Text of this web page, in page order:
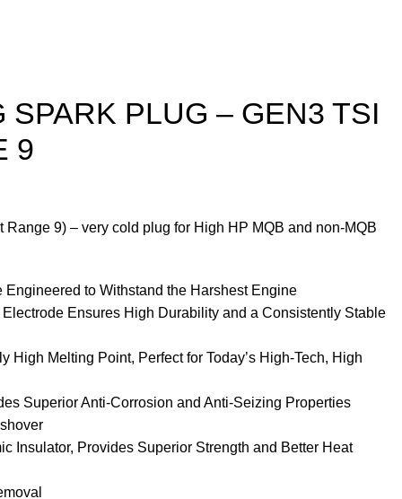
SPARK PLUG – GEN3 TSI
9
9) – very cold plug for High HP MQB and non-MQB
to Withstand the Harshest Engine
Ensures High Durability and a Consistently Stable
High Melting Point, Perfect for Today’s High-Tech, High
Superior Anti-Corrosion and Anti-Seizing Properties
Insulator, Provides Superior Strength and Better Heat